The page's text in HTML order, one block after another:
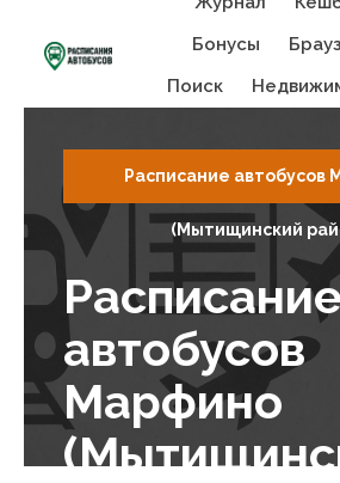
Бонусы
Поиск
Расписание автобусов
(Мытищинский
Расписание
автобусов
Марфино